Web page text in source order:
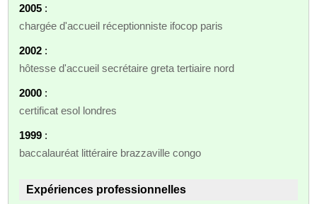
2005 :
chargée d'accueil réceptionniste ifocop paris
2002 :
hôtesse d'accueil secrétaire greta tertiaire nord
2000 :
certificat esol londres
1999 :
baccalauréat littéraire brazzaville congo
Expériences professionnelles